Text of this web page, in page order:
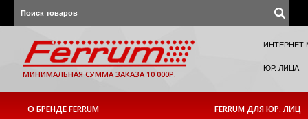
МИНИМАЛЬНАЯ СУММА ЗАКАЗА 10 000Р.
ИНТЕРНЕТ
ЮР. ЛИЦА
О БРЕНДЕ FERRUM FERRUM ДЛЯ ЮР. ЛИЦ